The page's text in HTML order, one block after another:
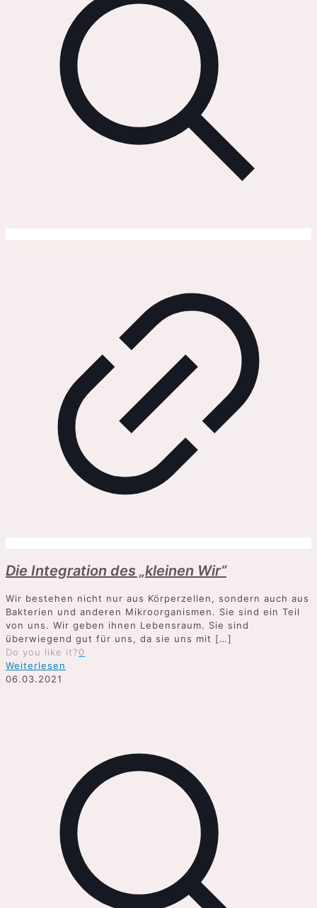
Die Integration des „kleinen Wir“
Wir bestehen nicht nur aus Körperzellen, sondern auch aus
Bakterien und anderen Mikroorganismen. Sie sind ein Teil
von uns. Wir geben ihnen Lebensraum. Sie sind
überwiegend gut für uns, da sie uns mit […]
Do you like it?0
Weiterlesen
06.03.2021